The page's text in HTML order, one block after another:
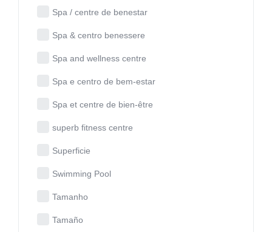
Spa / centre de benestar
Spa & centro benessere
Spa and wellness centre
Spa e centro de bem-estar
Spa et centre de bien-être
superb fitness centre
Superficie
Swimming Pool
Tamanho
Tamaño